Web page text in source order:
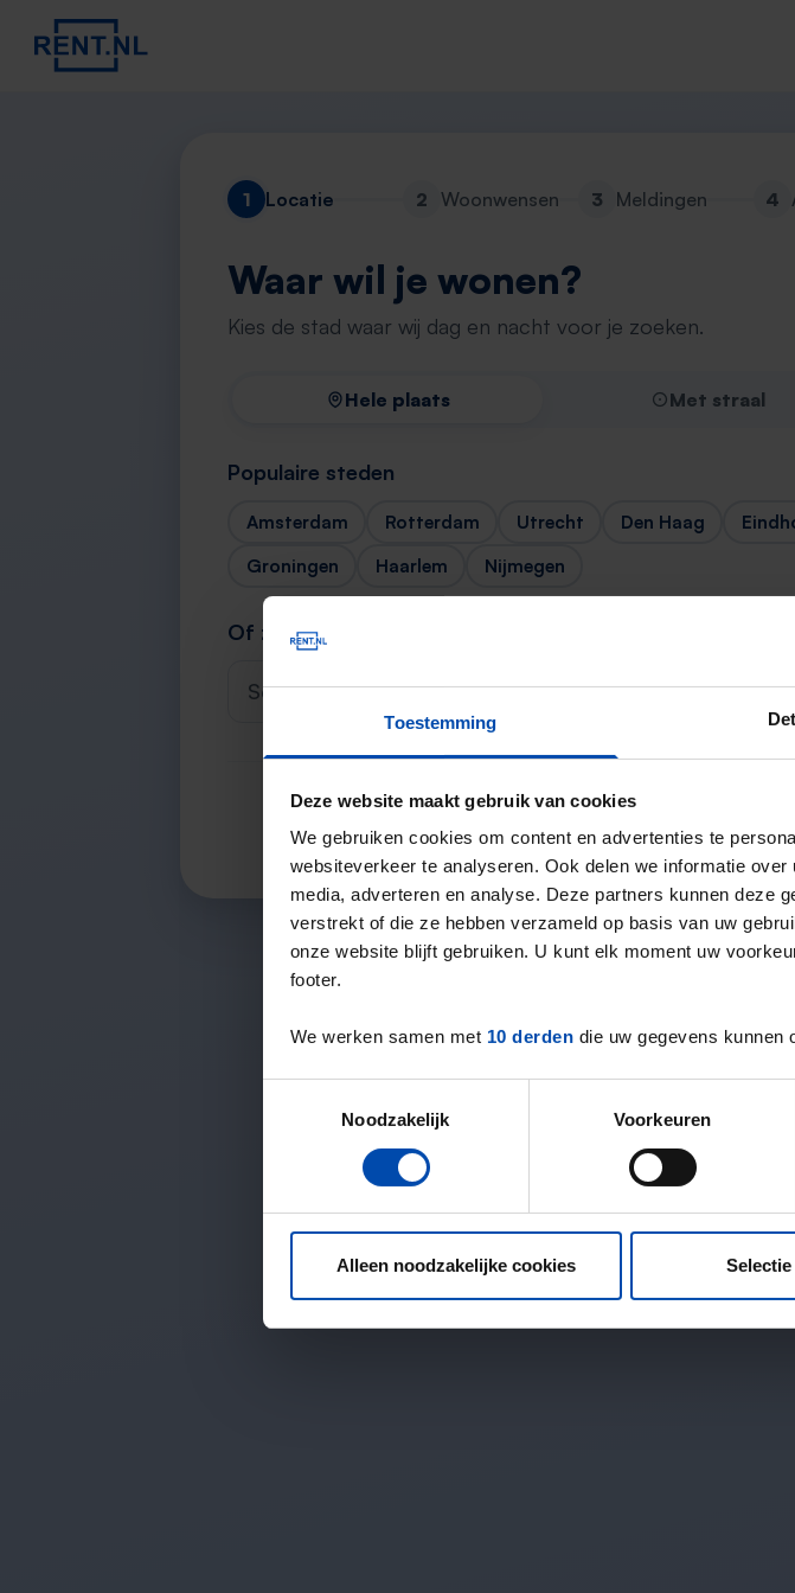
Toestemming
Deze website maakt gebruik van cookies
We gebruiken cookies om content en advertenties te
websiteverkeer te analyseren. Ook delen we informatie
media, adverteren en analyse. Deze partners kunnen deze
verstrekt of die ze hebben verzameld op basis van uw
onze website blijft gebruiken. U kunt elk moment uw
footer.
We werken samen met 10 derden die uw gegevens kunnen
Noodzakelijk
Voorkeuren
Alleen noodzakelijke cookies
1 Locatie 2 Woonwensen 3 Meldingen 4
Waar wil je wonen?
Kies de stad waar wij dag en nacht voor je zoeken.
Hele plaats Met straal
Populaire steden
Amsterdam Rotterdam Utrecht Den Haag
Groningen
Haarlem Nijmegen
Of zoek je stad
Selecteer een plaats